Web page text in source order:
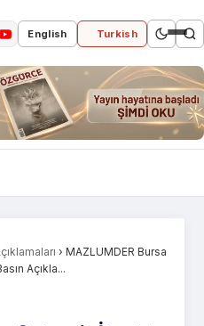
English Turkish
› MAZLUMDER Bursa
Açıkla...